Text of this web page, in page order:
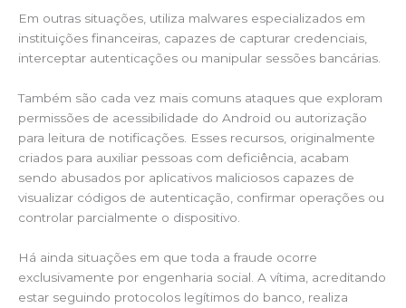
Em outras situações, utiliza malwares especializados em
instituições financeiras, capazes de capturar credenciais,
interceptar autenticações ou manipular sessões bancárias.
Também são cada vez mais comuns ataques que exploram
permissões de acessibilidade do Android ou autorização
para leitura de notificações. Esses recursos, originalmente
criados para auxiliar pessoas com deficiência, acabam
sendo abusados por aplicativos maliciosos capazes de
visualizar códigos de autenticação, confirmar operações ou
controlar parcialmente o dispositivo.
Há ainda situações em que toda a fraude ocorre
exclusivamente por engenharia social. A vítima, acreditando
estar seguindo protocolos legítimos do banco, realiza